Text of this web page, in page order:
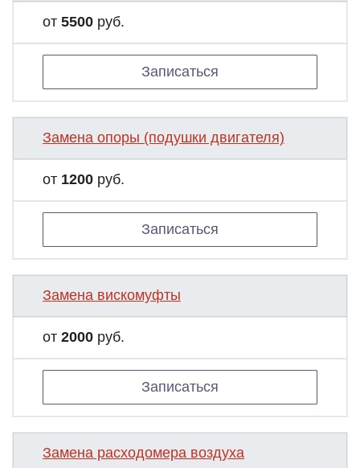
от 5500 руб.
Записаться
Замена опоры (подушки двигателя)
от 1200 руб.
Записаться
Замена вискомуфты
от 2000 руб.
Записаться
Замена расходомера воздуха